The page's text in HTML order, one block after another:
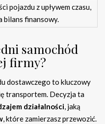
pojazdu z upływem czasu,
bilans finansowy.
samochód
firmy?
dostawczego to kluczowy
transportem. Decyzja ta
działalności, jaką
, które zamierzasz przewozić.